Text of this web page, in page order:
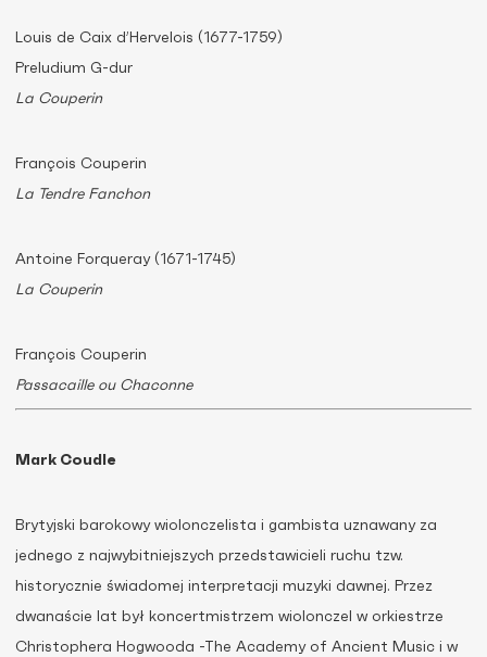
Louis de Caix d’Hervelois (1677-1759)
Preludium G-dur
La Couperin
François Couperin
La Tendre Fanchon
Antoine Forqueray (1671-1745)
La Couperin
François Couperin
Passacaille ou Chaconne
Mark Coudle
Brytyjski barokowy wiolonczelista i gambista uznawany za
jednego z najwybitniejszych przedstawicieli ruchu tzw.
historycznie świadomej interpretacji muzyki dawnej. Przez
dwanaście lat był koncertmistrzem wiolonczel w orkiestrze
Christophera Hogwooda -The Academy of Ancient Music i w